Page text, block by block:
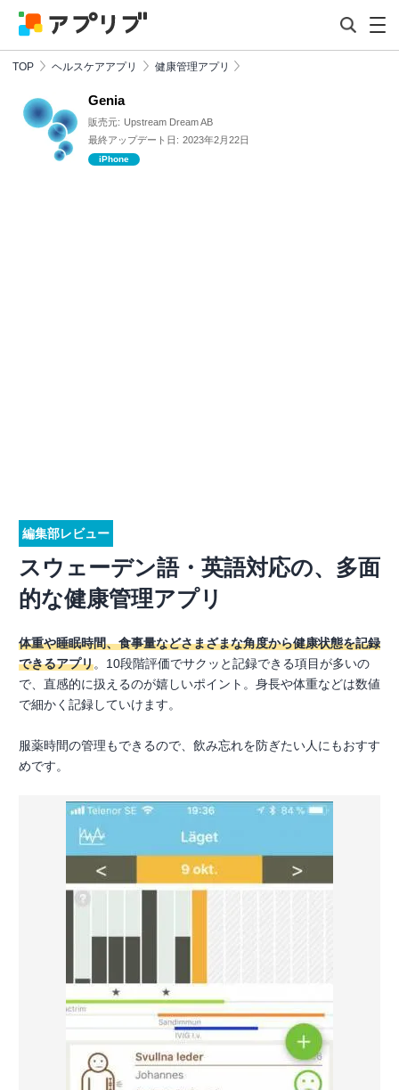
TOP ヘルスケアアプリ 健康管理アプリ
Genia
販売元: Upstream Dream AB
最終アップデート日: 2023年2月22日
iPhone
編集部レビュー
スウェーデン語・英語対応の、多面
的な健康管理アプリ
体重や睡眠時間、食事量などさまざまな角度から健康状態を記録
できるアプリ。10段階評価でサクッと記録できる項目が多いの
で、直感的に扱えるのが嬉しいポイント。身長や体重などは数値
で細かく記録していけます。
服薬時間の管理もできるので、飲み忘れを防ぎたい人にもおすす
めです。